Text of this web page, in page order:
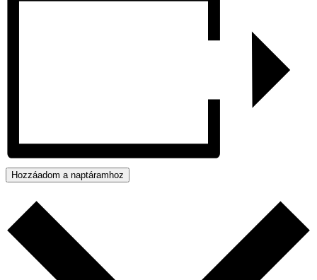
Hozzáadom a naptáramhoz